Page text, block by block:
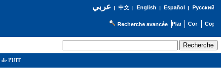
عربي| 中文| English | Español | Русский
Recherche avancée
de l'UIT